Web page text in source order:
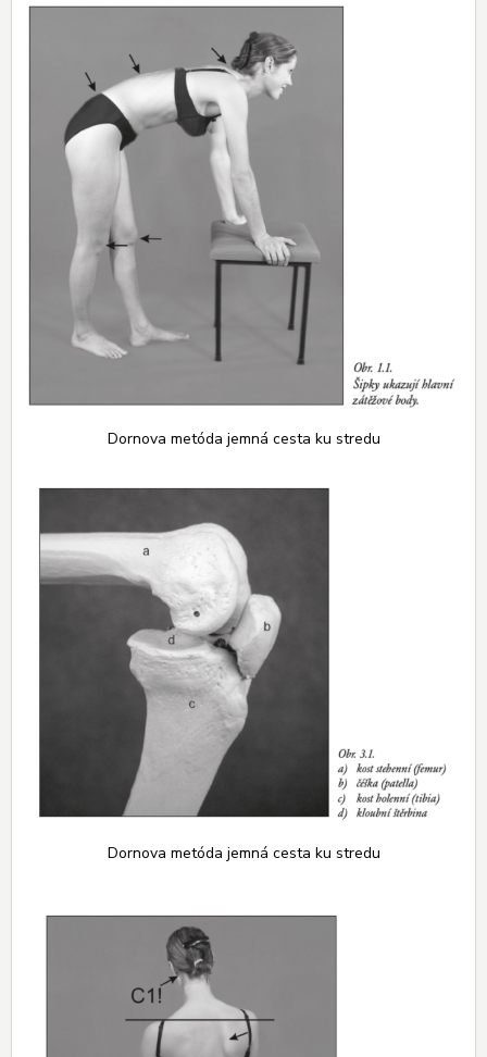
Dornova metóda jemná cesta ku stredu
Dornova metóda jemná cesta ku stredu